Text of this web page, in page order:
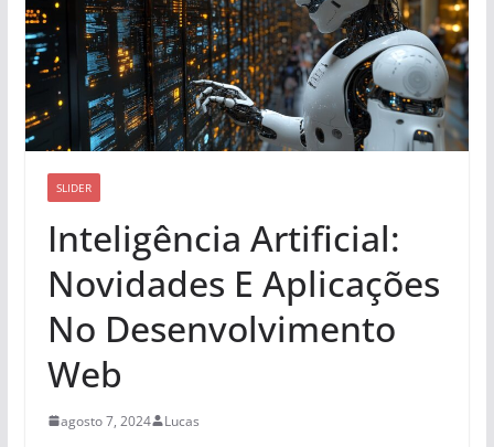
SLIDER
Inteligência Artificial:
Novidades E Aplicações
No Desenvolvimento
Web
agosto 7, 2024 Lucas